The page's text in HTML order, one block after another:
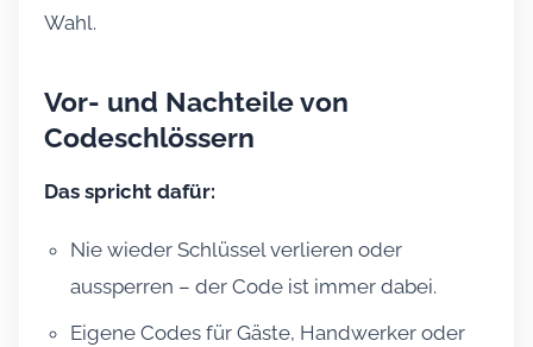
Wahl.
Vor- und Nachteile von
Codeschlössern
Das spricht dafür:
Nie wieder Schlüssel verlieren oder
aussperren – der Code ist immer dabei.
Eigene Codes für Gäste, Handwerker oder